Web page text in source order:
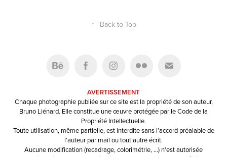
↑ Back to Top
AVERTISSEMENT
Chaque photographie publiée sur ce site est la propriété de son auteur,
Bruno Liénard. Elle constitue une œuvre protégée par le Code de la
Propriété Intellectuelle.
Toute utilisation, même partielle, est interdite sans l’accord préalable de
l’auteur par mail ou tout autre écrit.
Aucune modification (recadrage, colorimétrie, …) n'est autorisée